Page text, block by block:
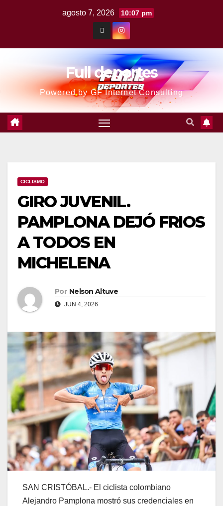
agosto 7, 2026 10:07 pm
Full deportes
Powered by GF Internet Consulting
CICLISMO
GIRO JUVENIL.
PAMPLONA DEJÓ FRIOS
A TODOS EN
MICHELENA
Por Nelson Altuve
JUN 4, 2026
SAN CRISTÓBAL.- El ciclista colombiano
Alejandro Pamplona mostró sus credenciales en